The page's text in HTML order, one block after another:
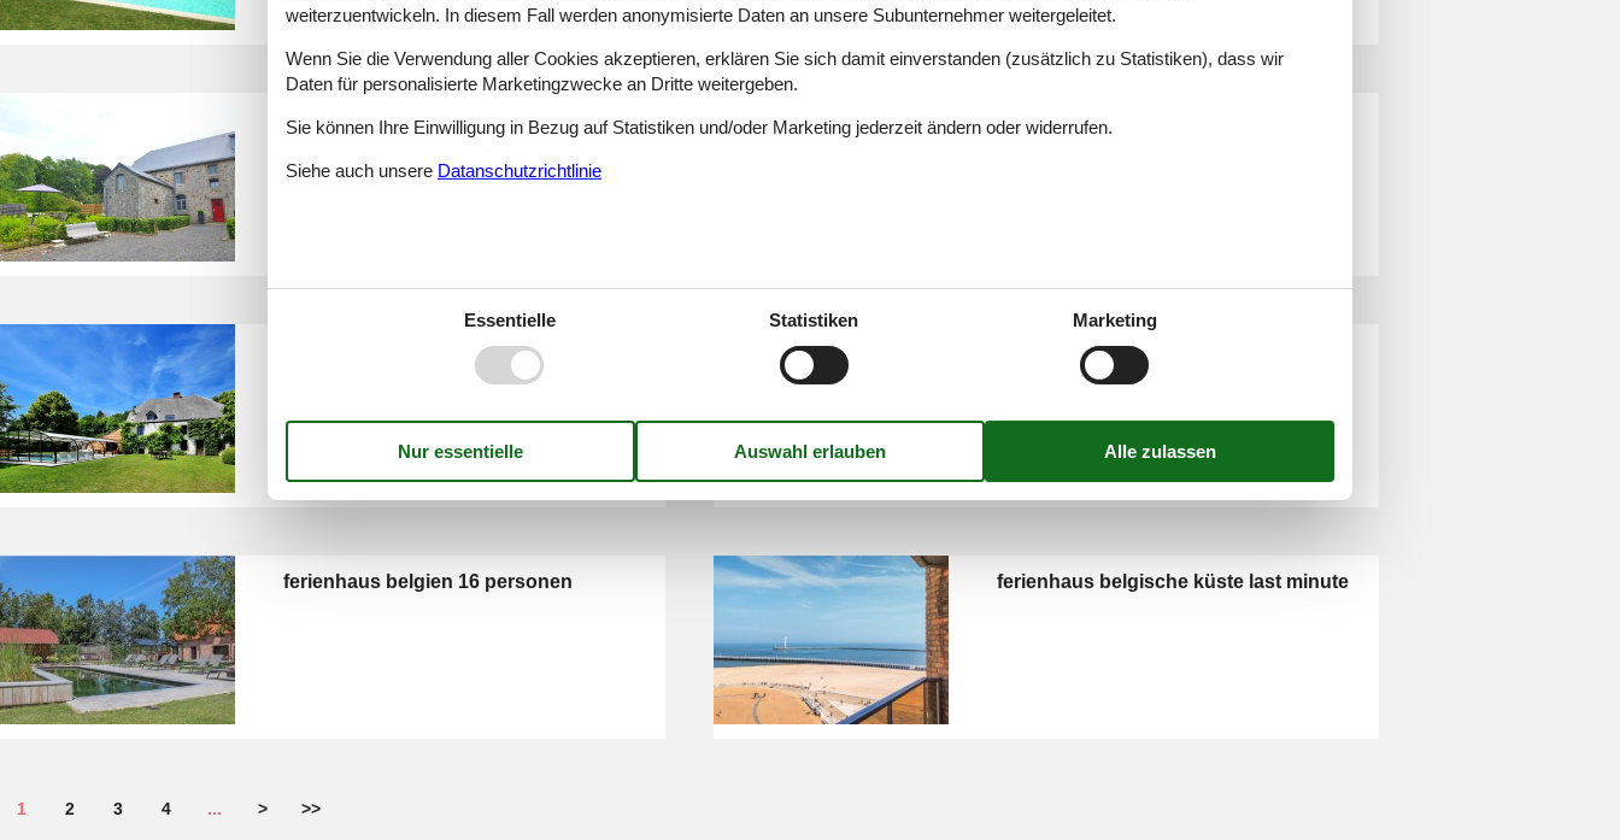
Finca Belgien Villa in Belgien mieten
ferienhaus belgien 14 personen
ferienhaus belgien 16 personen ferienhaus belgische küste last minute
1 2 3 4 ... > >>
weiterzuentwickeln. In diesem Fall werden anonymisierte Daten an unsere Subunternehmer weitergeleitet.
Wenn Sie die Verwendung aller Cookies akzeptieren, erklären Sie sich damit einverstanden (zusätzlich zu Statistiken), dass wir
Daten für personalisierte Marketingzwecke an Dritte weitergeben.
Sie können Ihre Einwilligung in Bezug auf Statistiken und/oder Marketing jederzeit ändern oder widerrufen.
Siehe auch unsere Datanschutzrichtlinie
Essentielle Statistiken Marketing